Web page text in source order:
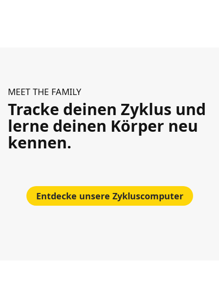
MEET THE FAMILY
Tracke deinen Zyklus und
lerne deinen Körper neu
kennen.
Entdecke unsere Zykluscomputer